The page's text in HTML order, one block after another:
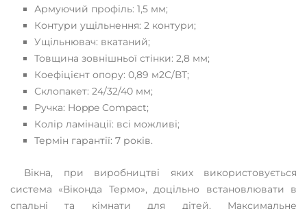
Армуючий профіль: 1,5 мм;
Контури ущільнення: 2 контури;
Ущільнювач: вкатаний;
Товщина зовнішньої стінки: 2,8 мм;
Коефіцієнт опору: 0,89 м2С/ВТ;
Склопакет: 24/32/40 мм;
Ручка: Hoppe Compact;
Колір ламінації: всі можливі;
Термін гарантії: 7 років.
Вікна, при виробництві яких використовується
система «Віконда Термо», доцільно встановлювати в
спальні та кімнати для дітей. Максимальне